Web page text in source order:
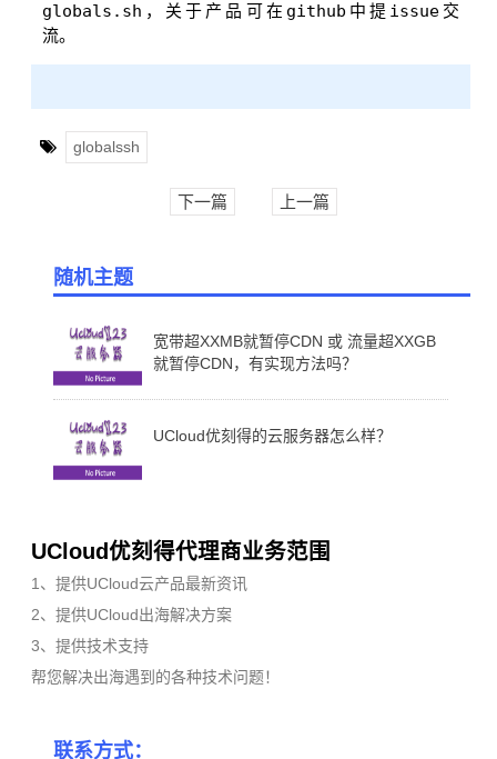
globals.sh，关于产品可在github中提issue交
流。
globalssh
下一篇 上一篇
随机主题
宽带超XXMB就暂停CDN 或 流量超XXGB
就暂停CDN，有实现方法吗？
UCloud优刻得的云服务器怎么样？
UCloud优刻得代理商业务范围
1、提供UCloud云产品最新资讯
2、提供UCloud出海解决方案
3、提供技术支持
帮您解决出海遇到的各种技术问题！
联系方式：